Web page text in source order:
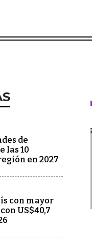
de
las 10
en 2027
con mayor
US$40,7